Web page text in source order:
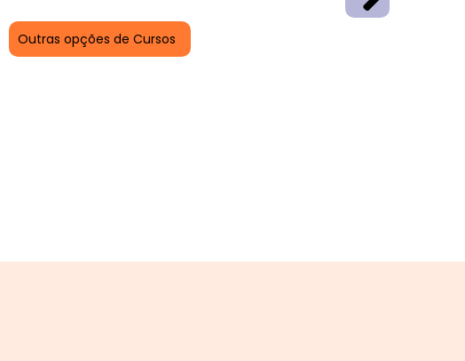
Outras opções de Cursos